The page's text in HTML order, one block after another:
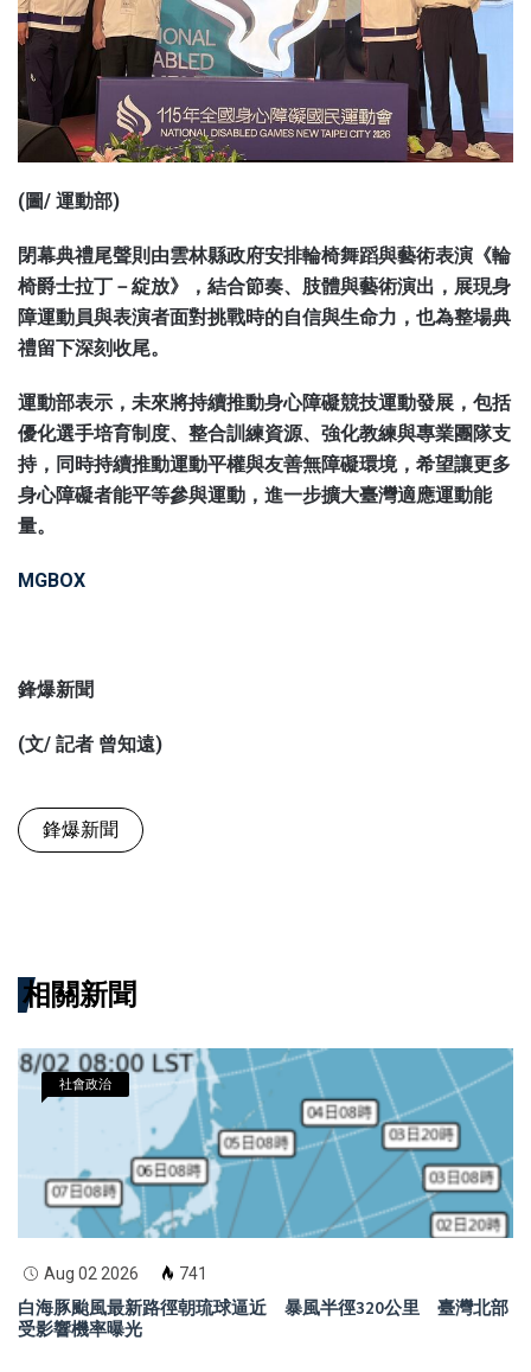
(圖/ 運動部)
閉幕典禮尾聲則由雲林縣政府安排輪椅舞蹈與藝術表演《輪
椅爵士拉丁－綻放》，結合節奏、肢體與藝術演出，展現身
障運動員與表演者面對挑戰時的自信與生命力，也為整場典
禮留下深刻收尾。
運動部表示，未來將持續推動身心障礙競技運動發展，包括
優化選手培育制度、整合訓練資源、強化教練與專業團隊支
持，同時持續推動運動平權與友善無障礙環境，希望讓更多
身心障礙者能平等參與運動，進一步擴大臺灣適應運動能
量。
MGBOX
鋒爆新聞
(文/ 記者 曾知遠)
鋒爆新聞
相關新聞
社會政治
Aug 02 2026 741
白海豚颱風最新路徑朝琉球逼近 暴風半徑320公里 臺灣北部
受影響機率曝光